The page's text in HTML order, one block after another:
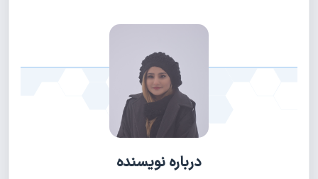
درباره نویسنده